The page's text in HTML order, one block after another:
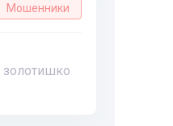
Мошенники